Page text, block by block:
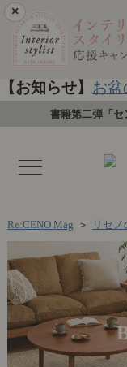
×
【お知らせ】 お
書籍第二弾「セ
toggle
navigation
Re:CENO Mag ＞ リセノ